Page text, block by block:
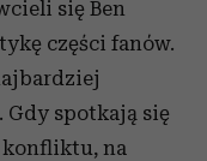
się Ben
części fanów.
spotkają się
konfliktu, na